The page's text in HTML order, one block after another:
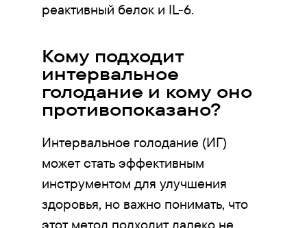
реактивный белок и IL-6.
Кому подходит
интервальное
голодание и кому оно
противопоказано?
Интервальное голодание (ИГ)
может стать эффективным
инструментом для улучшения
здоровья, но важно понимать, что
этот метод подходит далеко не